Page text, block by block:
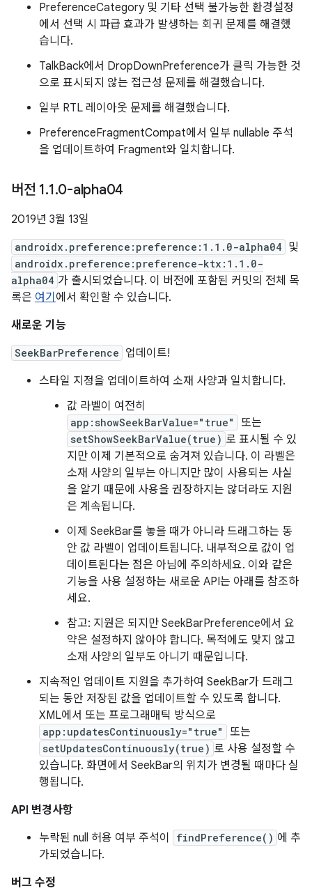
PreferenceCategory 및 기타 선택 불가능한 환경설정
에서 선택 시 파급 효과가 발생하는 회귀 문제를 해결했
습니다.
TalkBack에서 DropDownPreference가 클릭 가능한 것
으로 표시되지 않는 접근성 문제를 해결했습니다.
일부 RTL 레이아웃 문제를 해결했습니다.
PreferenceFragmentCompat에서 일부 nullable 주석
을 업데이트하여 Fragment와 일치합니다.
버전 1.1.0-alpha04
2019년 3월 13일
androidx.preference:preference:1.1.0-alpha04 및
androidx.preference:preference-ktx:1.1.0-
alpha04 가 출시되었습니다. 이 버전에 포함된 커밋의 전체 목
록은 여기 에서 확인할 수 있습니다.
새로운 기능
SeekBarPreference 업데이트!
스타일 지정을 업데이트하여 소재 사양과 일치합니다.
값 라벨이 여전히
app:showSeekBarValue="true" 또는
setShowSeekBarValue(true) 로 표시될 수 있
지만 이제 기본적으로 숨겨져 있습니다. 이 라벨은
소재 사양의 일부는 아니지만 많이 사용되는 사실
을 알기 때문에 사용을 권장하지는 않더라도 지원
은 계속됩니다.
이제 SeekBar를 놓을 때가 아니라 드래그하는 동
안 값 라벨이 업데이트됩니다. 내부적으로 값이 업
데이트된다는 점은 아님에 주의하세요. 이와 같은
기능을 사용 설정하는 새로운 API는 아래를 참조하
세요.
참고: 지원은 되지만 SeekBarPreference에서 요
약은 설정하지 않아야 합니다. 목적에도 맞지 않고
소재 사양의 일부도 아니기 때문입니다.
지속적인 업데이트 지원을 추가하여 SeekBar가 드래그
되는 동안 저장된 값을 업데이트할 수 있도록 합니다.
XML에서 또는 프로그래매틱 방식으로
app:updatesContinuously="true" 또는
setUpdatesContinuously(true) 로 사용 설정할 수
있습니다. 화면에서 SeekBar의 위치가 변경될 때마다 실
행됩니다.
API 변경사항
누락된 null 허용 여부 주석이
findPreference() 에 추
가되었습니다.
버그 수정